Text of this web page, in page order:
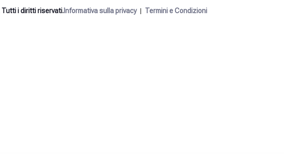
i diritti riservati.Informativa sulla privacy Termini e Condizioni